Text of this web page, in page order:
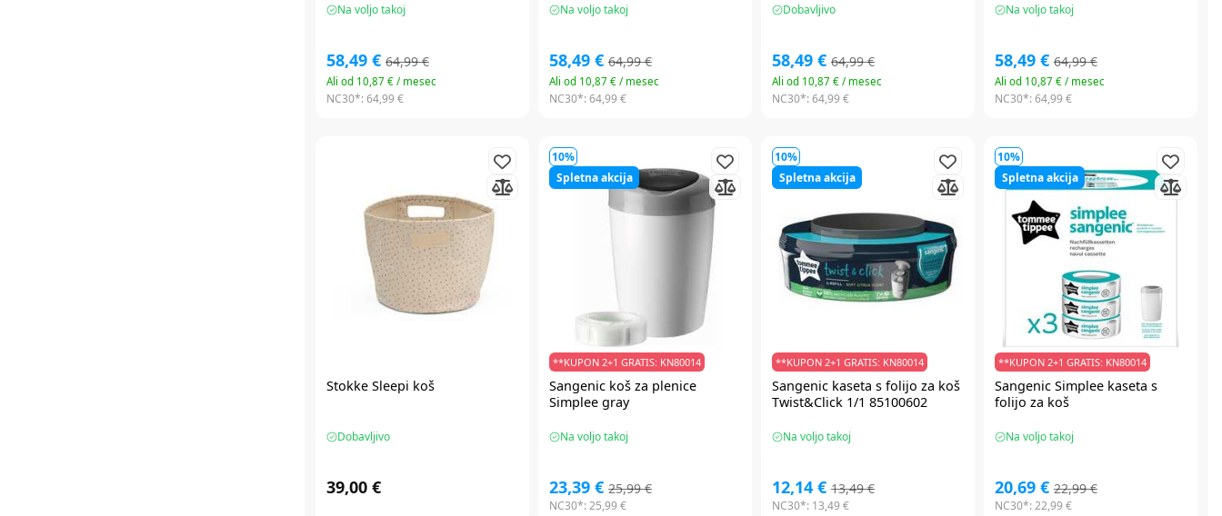
Na voljo takoj
58,49 € 64,99 €
Ali od 10,87 € / mesec
NC30*:64,99 €
Na voljo takoj
58,49 € 64,99 €
Ali od 10,87 € / mesec
NC30*:64,99 €
Dobavljivo
58,49 € 64,99 €
Ali od 10,87 € / mesec
NC30*:64,99 €
Na voljo takoj
58,49 € 64,99 €
Ali od 10,87 € / mesec
NC30*:64,99 €
Stokke Sleepi koš
Dobavljivo
39,00 €
10%
Spletna akcija
**KUPON 2+1 GRATIS: KN80014
Sangenic koš za plenice
Simplee gray
Na voljo takoj
23,39 € 25,99 €
NC30*:25,99 €
10%
Spletna akcija
**KUPON 2+1 GRATIS: KN80014
Sangenic kaseta s folijo za koš
Twist&Click 1/1 85100602
Na voljo takoj
12,14 € 13,49 €
NC30*: 13,49 €
10%
Spletna akcija
**KUPON 2+1 GRATIS: KN80014
Sangenic Simplee kaseta s
folijo za koš
Na voljo takoj
20,69 € 22,99 €
NC30*:22,99 €